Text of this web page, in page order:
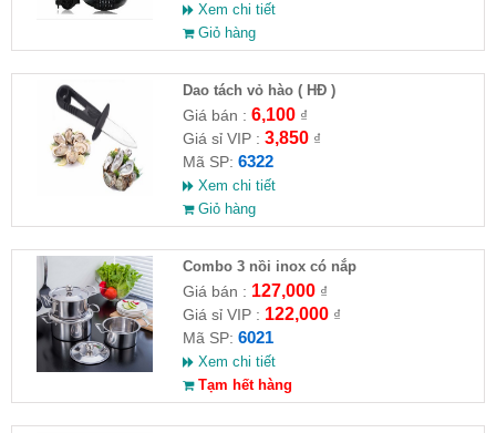
Xem chi tiết
Giỏ hàng
Dao tách vỏ hào ( HĐ )
Giá bán : 6,100₫
Giá sỉ VIP : 3,850₫
Mã SP: 6322
Xem chi tiết
Giỏ hàng
Combo 3 nồi inox có nắp
Giá bán : 127,000₫
Giá sỉ VIP : 122,000₫
Mã SP: 6021
Xem chi tiết
Tạm hết hàng